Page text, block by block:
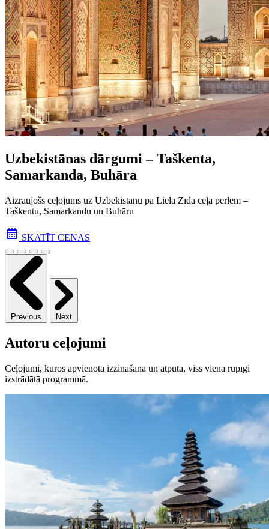
Uzbekistānas dārgumi – Taškenta,
Samarkanda, Buhāra
Aizraujošs ceļojums uz Uzbekistānu pa Lielā Zīda ceļa pēr­lēm –
Taškentu, Samarkandu un Buhāru
SKATĪT CENAS
Previous Next
Autoru ceļojumi
Ceļojumi, kuros apvienota izzināšana un atpūta, viss vienā rūpīgi
izstrādātā programmā.